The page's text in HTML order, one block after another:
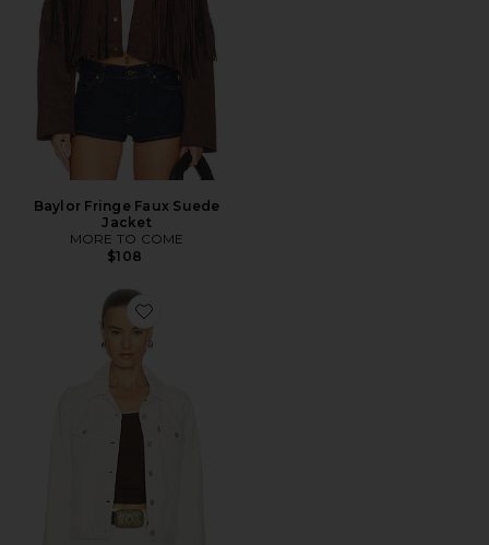
Baylor Fringe Faux Suede
Jacket
MORE TO COME
$108
Favorite Original Trucker